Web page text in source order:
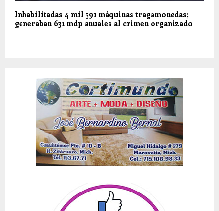
Inhabilitadas 4 mil 391 máquinas tragamonedas;
generaban 631 mdp anuales al crimen organizado